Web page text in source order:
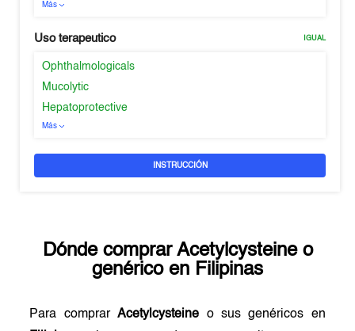
Más
Uso terapeutico IGUAL
Ophthalmologicals
Mucolytic
Hepatoprotective
Más
INSTRUCCIÓN
Dónde comprar Acetylcysteineo
genérico en Filipinas
Para comprarAcetylcysteine o sus genéricos en